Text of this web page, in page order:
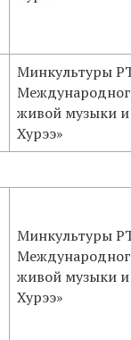
Минкультуры
живой музыки и
Хурээ»
Минкультуры
живой музыки и
Хурээ»